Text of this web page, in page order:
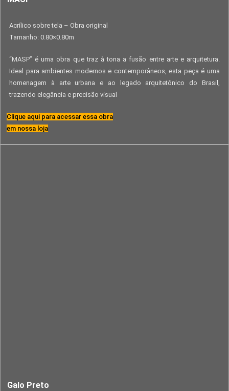
Acrílico sobre tela – Obra original
Tamanho: 0.80×0.80m
“MASP” é uma obra que traz à tona a fusão entre arte e arquitetura.
Ideal para ambientes modernos e contemporâneos, esta peça é uma
homenagem à arte urbana e ao legado arquitetônico do Brasil,
trazendo elegância e precisão visual
Clique aqui para acessar essa obra
em nossa loja
Galo Preto